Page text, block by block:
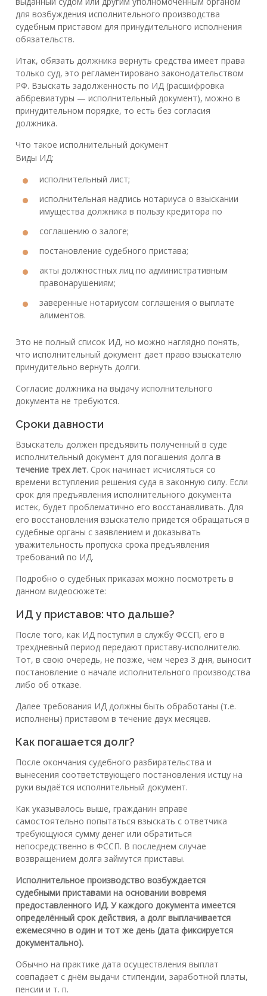
для возбуждения исполнительного производства
судебным приставом для принудительного исполнения
обязательств.
Итак, обязать должника вернуть средства имеет права
только суд, это регламентировано законодательством
РФ. Взыскать задолженность по ИД (расшифровка
аббревиатуры — исполнительный документ), можно в
принудительном порядке, то есть без согласия
должника.
Что такое исполнительный документ
Виды ИД:
исполнительный лист;
исполнительная надпись нотариуса о взыскании
имущества должника в пользу кредитора по
соглашению о залоге;
постановление судебного пристава;
акты должностных лиц по административным
правонарушениям;
заверенные нотариусом соглашения о выплате
алиментов.
Это не полный список ИД, но можно наглядно понять,
что исполнительный документ дает право взыскателю
принудительно вернуть долги.
Согласие должника на выдачу исполнительного
документа не требуются.
Сроки давности
Взыскатель должен предъявить полученный в суде
исполнительный документ для погашения долга в
течение трех лет. Срок начинает исчисляться со
времени вступления решения суда в законную силу. Если
срок для предъявления исполнительного документа
истек, будет проблематично его восстанавливать. Для
его восстановления взыскателю придется обращаться в
судебные органы с заявлением и доказывать
уважительность пропуска срока предъявления
требований по ИД.
Подробно о судебных приказах можно посмотреть в
данном видеосюжете:
ИД у приставов: что дальше?
После того, как ИД поступил в службу ФССП, его в
трехдневный период передают приставу-исполнителю.
Тот, в свою очередь, не позже, чем через 3 дня, выносит
постановление о начале исполнительного производства
либо об отказе.
Далее требования ИД должны быть обработаны (т.е.
исполнены) приставом в течение двух месяцев.
Как погашается долг?
После окончания судебного разбирательства и
вынесения соответствующего постановления истцу на
руки выдаётся исполнительный документ.
Как указывалось выше, гражданин вправе
самостоятельно попытаться взыскать с ответчика
требующуюся сумму денег или обратиться
непосредственно в ФССП. В последнем случае
возвращением долга займутся приставы.
Исполнительное производство возбуждается
судебными приставами на основании вовремя
предоставленного ИД. У каждого документа имеется
определённый срок действия, а долг выплачивается
ежемесячно в один и тот же день (дата фиксируется
документально).
Обычно на практике дата осуществления выплат
совпадает с днём выдачи стипендии, заработной платы,
пенсии и т. п.